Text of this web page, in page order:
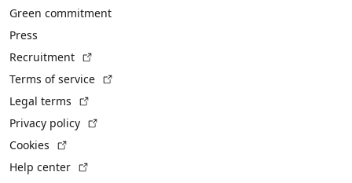
Green commitment
Press
Recruitment
Terms of service
Legal terms
Privacy policy
Cookies
Help center